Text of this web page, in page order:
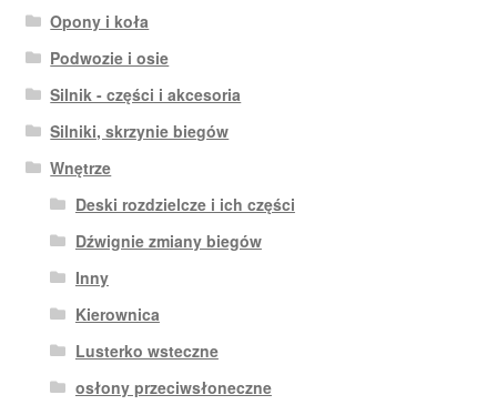
Opony i koła
Podwozie i osie
Silnik - części i akcesoria
Silniki, skrzynie biegów
Wnętrze
Deski rozdzielcze i ich części
Dźwignie zmiany biegów
Inny
Kierownica
Lusterko wsteczne
osłony przeciwsłoneczne